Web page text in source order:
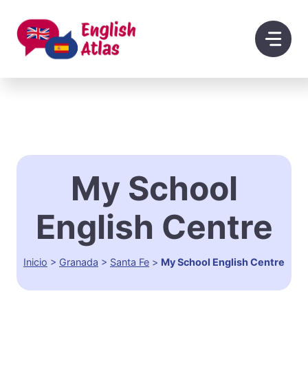
contenido
My School
English Centre
Inicio > Granada > Santa Fe > My School English Centre